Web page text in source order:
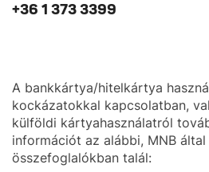
+36 1 373 3399
A bankkártya/hitelkártya
kockázatokkal kapcsolatban,
külföldi kártyahasználatról
információt az alábbi, MNB
összefoglalókban talál: